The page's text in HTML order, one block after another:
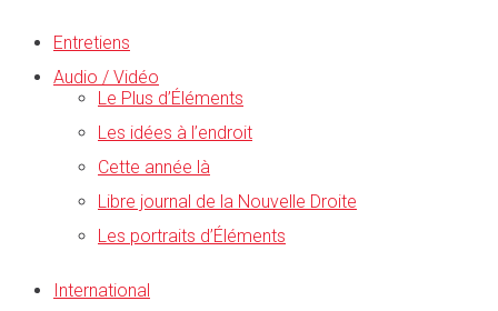
Entretiens
Audio / Vidéo
Le Plus d’Éléments
Les idées à l’endroit
Cette année là
Libre journal de la Nouvelle Droite
Les portraits d’Éléments
International